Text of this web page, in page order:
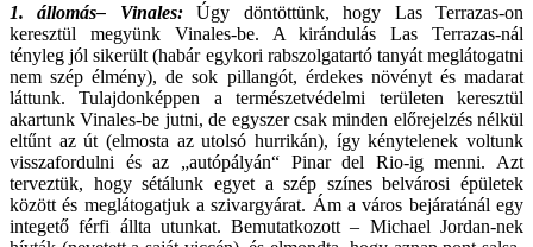
1. állomás– Vinales:Úgy döntöttünk, hogy Las Terrazas-on
keresztül megyünk Vinales-be. A kirándulás Las Terrazas-nál
tényleg jól sikerült (habár egykori rabszolgatartó tanyát meglátogatni
nem szép élmény), de sok pillangót, érdekes növényt és madarat
láttunk. Tulajdonképpen a természetvédelmi területen keresztül
akartunk Vinales-be jutni, de egyszer csak minden előrejelzés nélkül
eltűnt az út (elmosta az utolsó hurrikán), így kénytelenek voltunk
visszafordulni és az „autópályán“ Pinar del Rio-ig menni. Azt
terveztük, hogy sétálunk egyet a szép színes belvárosi épületek
között és meglátogatjuk a szivargyárat. Ám a város bejáratánál egy
integető férfi állta utunkat. Bemutatkozott – Michael Jordan-nek